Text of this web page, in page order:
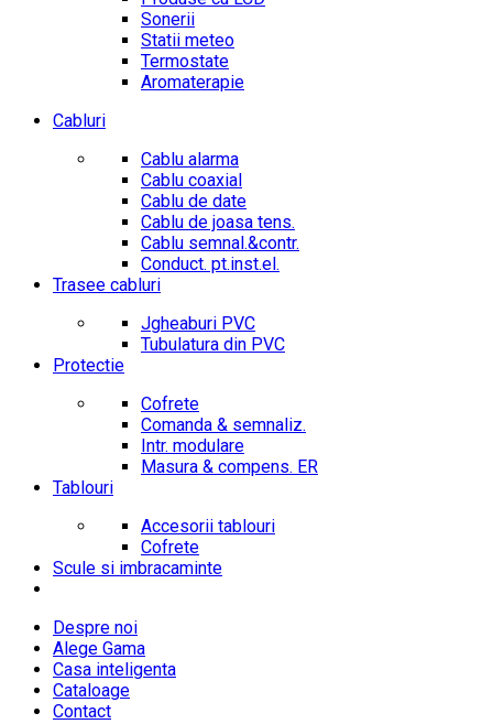
Sonerii
Statii meteo
Termostate
Aromaterapie
Cabluri
Cablu alarma
Cablu coaxial
Cablu de date
Cablu de joasa tens.
Cablu semnal.&contr.
Conduct. pt.inst.el.
Trasee cabluri
Jgheaburi PVC
Tubulatura din PVC
Protectie
Cofrete
Comanda & semnaliz.
Intr. modulare
Masura & compens. ER
Tablouri
Accesorii tablouri
Cofrete
Scule si imbracaminte
Despre noi
Alege Gama
Casa inteligenta
Cataloage
Contact